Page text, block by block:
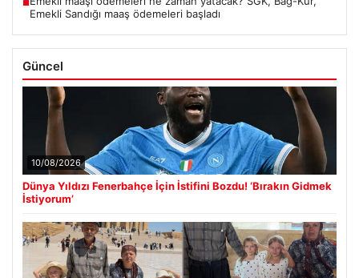
■
Emekli Sandığı maaş ödemeleri başladı
Güncel
10/08/2026
Dünya Yıldızı Fenerbahçe İçin İstifini Bozdu! ‘Bırakın Gidmek
İstiyorum’